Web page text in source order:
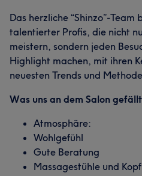
Das herzliche “Shinzo”-
talentierter Profis, die nicht
meistern, sondern jeden
Highlight machen, mit ihren
neuesten Trends und
Was uns an dem Salon
Atmosphäre:
Wohlgefühl
Gute Beratung
Massagestühle und